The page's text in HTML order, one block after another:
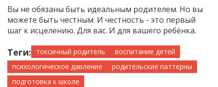
Вы не обязаны быть идеальным родителем. Но вы
можете быть честным. И честность - это первый
шаг к исцелению. Для вас. И для вашего ребёнка.
Теги: токсичный родитель
воспитание детей
психологическое давление
родительские паттерны
подготовка к школе